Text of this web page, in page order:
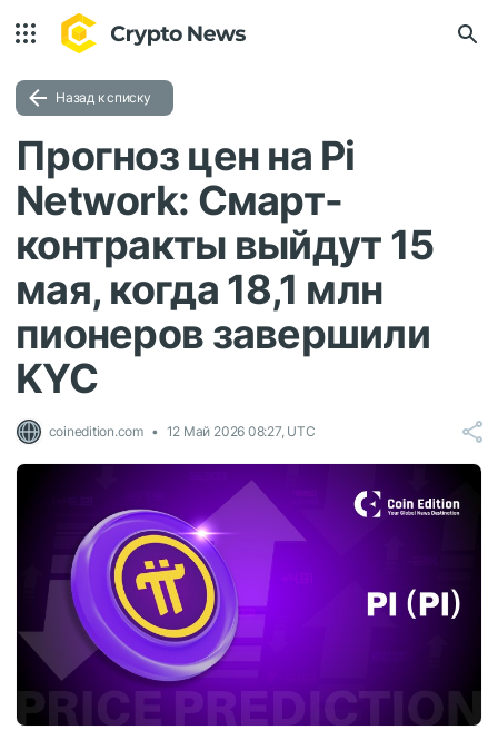
Назад к списку
Прогноз цен на Pi
Network: Смарт-
контракты выйдут 15
мая, когда 18,1 млн
пионеров завершили
KYC
coinedition.com 12 Май 2026 08:27, UTC